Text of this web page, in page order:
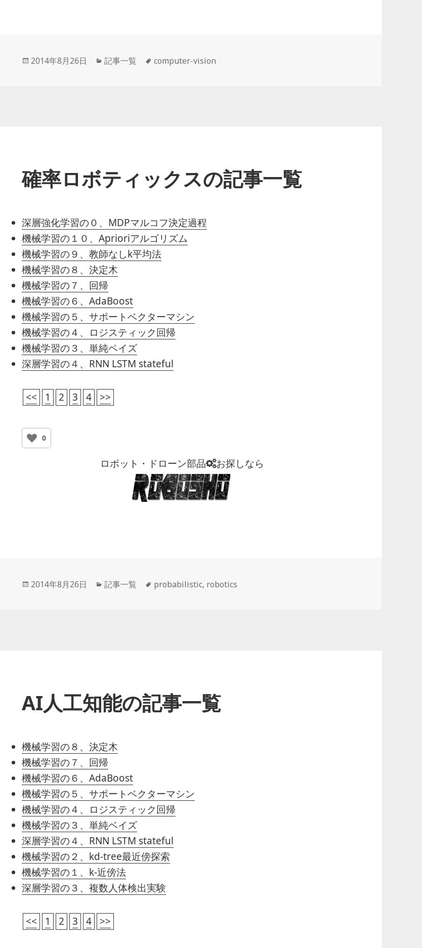
投
2014年8月26日
カ
記事一覧
タ
computer-vision
確率ロボティックスの記事一覧
深層強化学習の０、MDPマルコフ決定過程
機械学習の１０、Aprioriアルゴリズム
機械学習の９、教師なしk平均法
機械学習の８、決定木
機械学習の７、回帰
機械学習の６、AdaBoost
機械学習の５、サポートベクターマシン
機械学習の４、ロジスティック回帰
機械学習の３、単純ベイズ
深層学習の４、RNN LSTM stateful
<< 1 2 3 4 >>
0
ロボット・ドローン部品 お探しなら
投
2014年8月26日
カ
記事一覧
タ
probabilistic, robotics
AI人工知能の記事一覧
機械学習の８、決定木
機械学習の７、回帰
機械学習の６、AdaBoost
機械学習の５、サポートベクターマシン
機械学習の４、ロジスティック回帰
機械学習の３、単純ベイズ
深層学習の４、RNN LSTM stateful
機械学習の２、kd-tree最近傍探索
機械学習の１、k-近傍法
深層学習の３、複数人体検出実験
<< 1 2 3 4 >>